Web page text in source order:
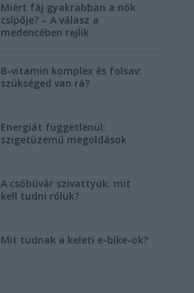
Miért fáj gyakrabban a nők
csípője? – A válasz a
medencében rejlik
B-vitamin komplex és folsav:
szükséged van rá?
Energiát függetlenül:
szigetüzemű megoldások
A csőbúvár szivattyúk: mit
kell tudni róluk?
Mit tudnak a keleti e-bike-ok?